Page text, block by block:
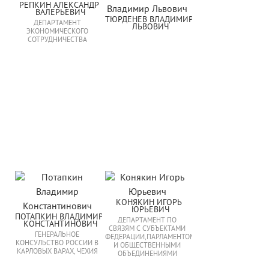
РЕПКИН АЛЕКСАНДР
ВАЛЕРЬЕВИЧ
ДЕПАРТАМЕНТ
ЭКОНОМИЧЕСКОГО
СОТРУДНИЧЕСТВА
ТЮРДЕНЕВ ВЛАДИМИР
ЛЬВОВИЧ
ПОТАПКИН ВЛАДИМИР
КОНСТАНТИНОВИЧ
ГЕНЕРАЛЬНОЕ
КОНСУЛЬСТВО РОССИИ В
КАРЛОВЫХ ВАРАХ, ЧЕХИЯ
КОНЯКИН ИГОРЬ
ЮРЬЕВИЧ
ДЕПАРТАМЕНТ ПО
СВЯЗЯМ С СУБЪЕКТАМИ
ФЕДЕРАЦИИ,ПАРЛАМЕНТОМ
И ОБЩЕСТВЕННЫМИ
ОБЪЕДИНЕНИЯМИ